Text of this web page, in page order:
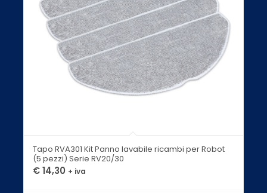
Tapo RVA301 Kit Panno lavabile ricambi per Robot
(5 pezzi) Serie RV20/30
€14,30 + iva